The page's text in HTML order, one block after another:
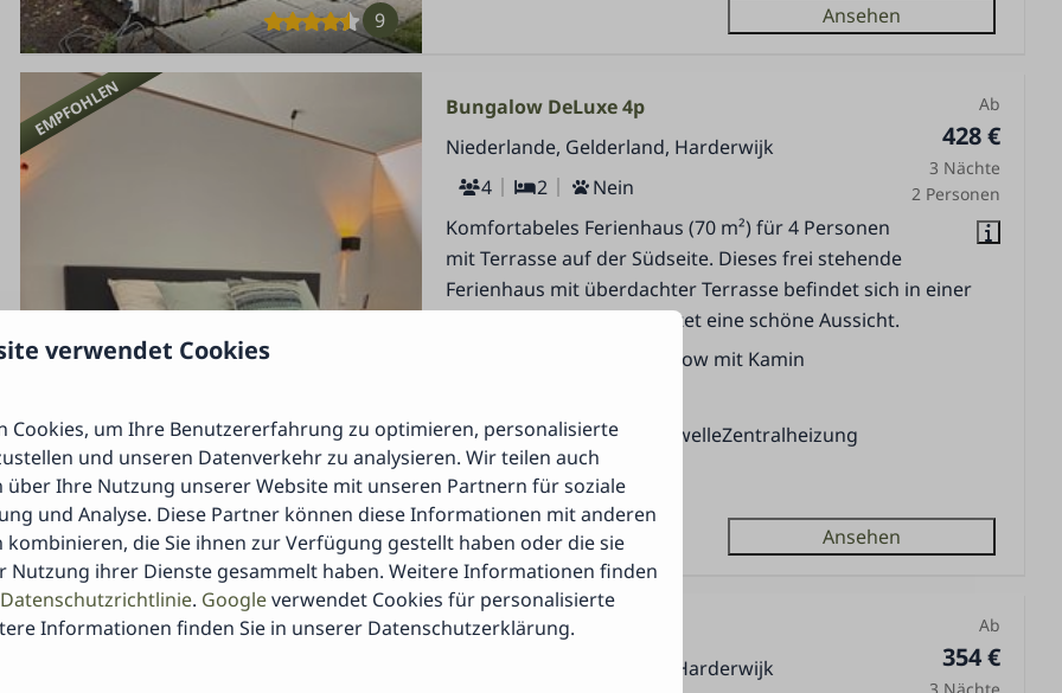
9 Ansehen
EMPFOHLEN
9,3
Ab
428 €
3 Nächte
2 Personen
Bungalow DeLuxe 4p
Niederlande, Gelderland, Harderwijk
4
2
Nein
Komfortabeles Ferienhaus (70 m²) für 4 Personen
mit Terrasse auf der Südseite. Dieses frei stehende
Ferienhaus mit überdachter Terrasse befindet sich in einer
Top-Lage im Wald und bietet eine schöne Aussicht.
Gemütlicher Bungalow mit Kamin
Kombi Offen-MikrowelleZentralheizung
Beheitztes Freibad
Ansehen
EMPFOHLEN Ab
354 €
3 Nächte
Veluwe Lodge
Niederlande, Gelderland, Harderwijk
verwendet Cookies
Cookies, um Ihre Benutzererfahrung zu optimieren, personalisierte
und unseren Datenverkehr zu analysieren. Wir teilen auch
Ihre Nutzung unserer Website mit unseren Partnern für soziale
und Analyse. Diese Partner können diese Informationen mit anderen
die Sie ihnen zur Verfügung gestellt haben oder die sie
Nutzung ihrer Dienste gesammelt haben. Weitere Informationen finden
Datenschutzrichtlinie. Googleverwendet Cookies für personalisierte
Informationen finden Sie in unserer Datenschutzerklärung.